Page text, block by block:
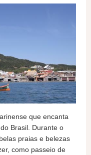
que encanta
Brasil. Durante o
praias e belezas
como passeio de